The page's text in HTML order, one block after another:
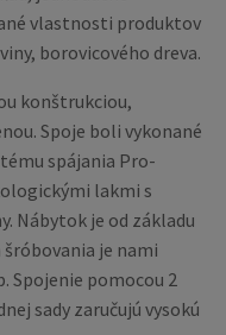
vlastnosti produktov
borovicového dreva.
konštrukciou,
Spoje boli vykonané
spájania Pro-
lakmi s
Nábytok je od základu
je nami
Spojenie pomocou 2
sady zaručujú vysokú